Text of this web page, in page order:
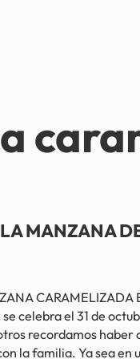
MANZANA
CARAMELIZADA
celebra el 31 de
recordamos haber
la familia. Ya sea en